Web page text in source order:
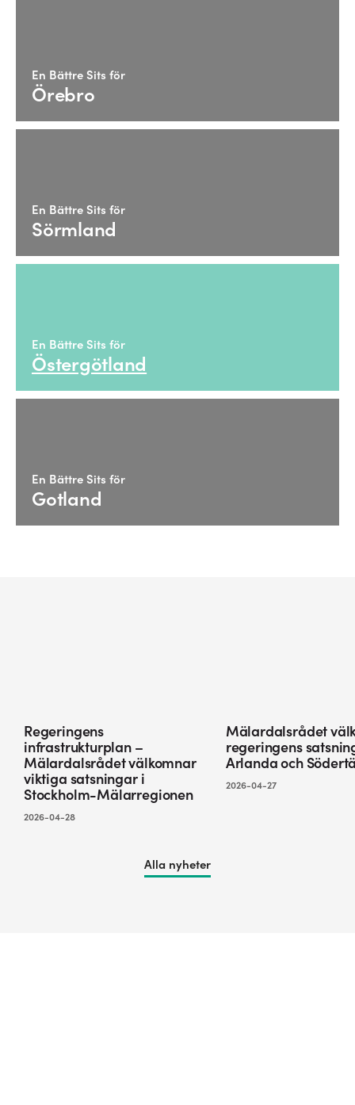
En Bättre Sits för
Örebro
En Bättre Sits för
Sörmland
En Bättre Sits för
Östergötland
En Bättre Sits för
Gotland
Regeringens
infrastrukturplan –
Mälardalsrådet välkomnar
viktiga satsningar i
Stockholm-Mälarregionen
2026-04-28
Mälardalsrådet
regeringens
Arlanda och
2026-04-27
Alla nyheter